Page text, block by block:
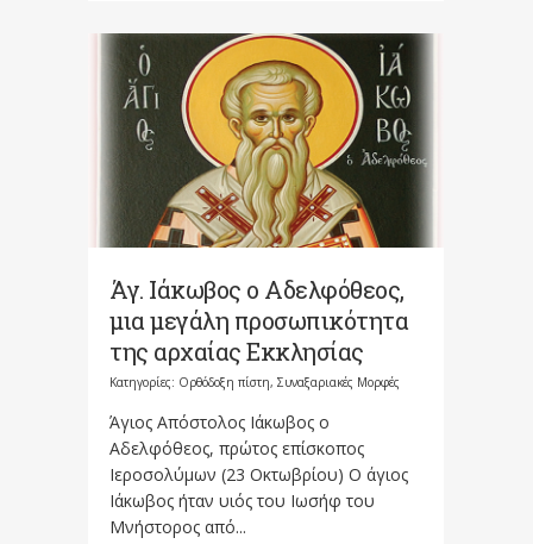
Άγ. Ιάκωβος ο Αδελφόθεος,
μια μεγάλη προσωπικότητα
της αρχαίας Εκκλησίας
Κατηγορίες: Ορθόδοξη πίστη, Συναξαριακές Μορφές
Άγιος Απόστολος Ιάκωβος ο
Αδελφόθεος, πρώτος επίσκοπος
Ιεροσολύμων (23 Οκτωβρίου) Ο άγιος
Ιάκωβος ήταν υιός του Ιωσήφ του
Μνήστορος από...